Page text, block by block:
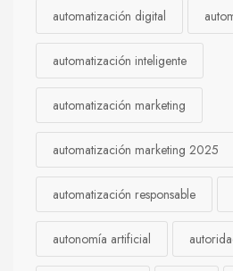
automatización digital
automatización inteligente
automatización marketing
automatización marketing 2025
automatización responsable
autonomía artificial